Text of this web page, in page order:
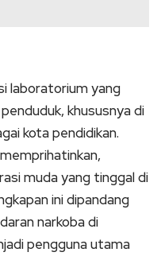
laboratorium yang
khususnya di
kota pendidikan.
muda yang tinggal di
ini dipandang
narkoba di
pengguna utama